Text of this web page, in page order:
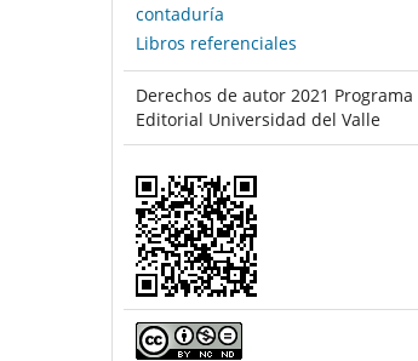
contaduría
Libros referenciales
Derechos de autor 2021 Programa
Editorial Universidad del Valle